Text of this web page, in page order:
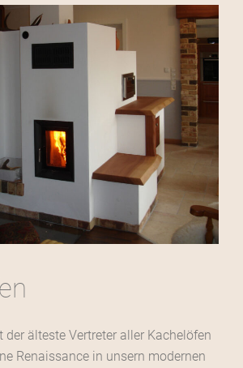
der älteste Vertreter aller Kachelöfen
Renaissance in unsern modernen